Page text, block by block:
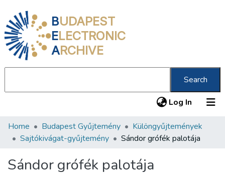
BUDAPEST
ELECTRONIC
ARCHIVE
Search
Log In (current)
Communities & Collections
Statistics
Home Budapest Gyűjtemény
Különgyűjtemények
Sajtókivágat-gyűjtemény
Sándor grófék palotája
Sándor grófék palotája